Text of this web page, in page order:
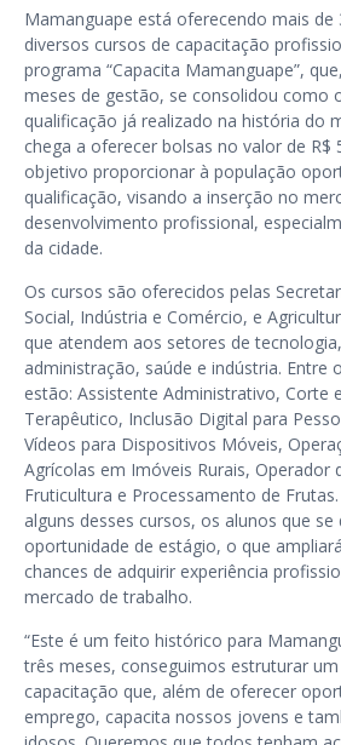
Mamanguape está oferecendo mais de
diversos cursos de capacitação
programa “Capacita Mamanguape”,
meses de gestão, se consolidou como
qualificação já realizado na história do
chega a oferecer bolsas no valor de R$
objetivo proporcionar à população
qualificação, visando a inserção no
desenvolvimento profissional,
da cidade.
Os cursos são oferecidos pelas
Social, Indústria e Comércio, e
que atendem aos setores de
administração, saúde e indústria. Entre
estão: Assistente Administrativo, Corte
Terapêutico, Inclusão Digital para
Vídeos para Dispositivos Móveis,
Agrícolas em Imóveis Rurais, Operador
Fruticultura e Processamento de
alguns desses cursos, os alunos que
oportunidade de estágio, o que
chances de adquirir experiência
mercado de trabalho.
“Este é um feito histórico para
três meses, conseguimos estruturar
capacitação que, além de oferecer
emprego, capacita nossos jovens e